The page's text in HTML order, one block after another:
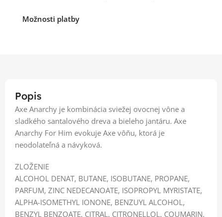
Možnosti platby
Popis
Axe Anarchy je kombinácia sviežej ovocnej vône a
sladkého santalového dreva a bieleho jantáru. Axe
Anarchy For Him evokuje Axe vôňu, ktorá je
neodolateľná a návyková.
ZLOŽENIE
ALCOHOL DENAT, BUTANE, ISOBUTANE, PROPANE,
PARFUM, ZINC NEDECANOATE, ISOPROPYL MYRISTATE,
ALPHA-ISOMETHYL IONONE, BENZUYL ALCOHOL,
BENZYL BENZOATE, CITRAL, CITRONELLOL, COUMARIN,